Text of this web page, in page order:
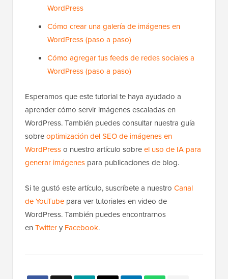
WordPress
Cómo crear una galería de imágenes en
WordPress (paso a paso)
Cómo agregar tus feeds de redes sociales a
WordPress (paso a paso)
Esperamos que este tutorial te haya ayudado a
aprender cómo servir imágenes escaladas en
WordPress. También puedes consultar nuestra guía
sobreoptimización del SEO de imágenes en
WordPresso nuestro artículo sobreel uso de IA para
generar imágenes para publicaciones de blog.
Si te gustó este artículo, suscríbete a nuestro Canal
de YouTube para ver tutoriales en video de
WordPress. También puedes encontrarnos
en Twittery Facebook.